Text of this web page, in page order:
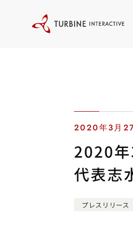
2020年3月
2020
代表志
プレスリリース